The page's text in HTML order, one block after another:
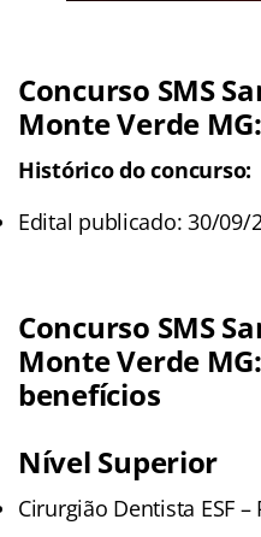
Concurso SMS
Monte Verde MG
Histórico do concurso:
Edital publicado: 30/09/
Concurso SMS
Monte Verde MG
benefícios
Nível Superior
Cirurgião Dentista ESF –